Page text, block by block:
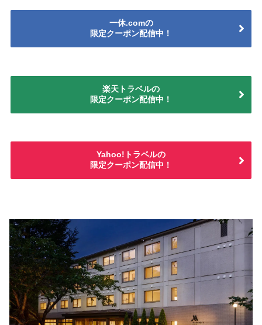
一休.comの
限定クーポン配信中！
楽天トラベルの
限定クーポン配信中！
Yahoo!トラベルの
限定クーポン配信中！